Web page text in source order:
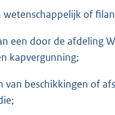
of
een door de afdeling
kapvergunning;
beschikkingen of